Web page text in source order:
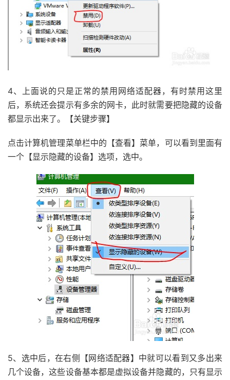
4、上面说的只是正常的禁用网络适配器，有时禁用这里
后，系统还会提示有多余的网卡，此时就需要把隐藏的设备
都显示出来了。【关键步骤】
点击计算机管理菜单栏中的【查看】菜单，可以看到里面有
一个【显示隐藏的设备】选项，选中。
5、选中后，在右侧【网络适配器】中就可以看到又多出来
几个设备，这些设备基本都是虚拟设备并隐藏的，只有显示